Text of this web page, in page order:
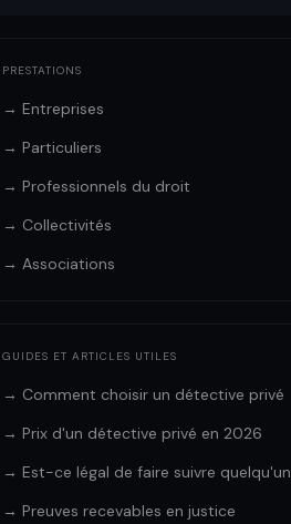
PRESTATIONS
→ Entreprises
→ Particuliers
→ Professionnels du droit
→ Collectivités
→ Associations
GUIDES ET ARTICLES UTILES
→ Comment choisir un détective privé
→ Prix d'un détective privé en 2026
→ Est-ce légal de faire suivre
→ Preuves recevables en justice